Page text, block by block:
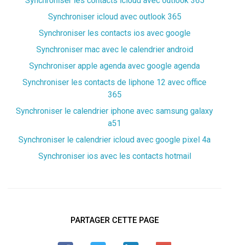
Synchroniser icloud avec outlook 365
Synchroniser les contacts ios avec google
Synchroniser mac avec le calendrier android
Synchroniser apple agenda avec google agenda
Synchroniser les contacts de liphone 12 avec office
365
Synchroniser le calendrier iphone avec samsung galaxy
a51
Synchroniser le calendrier icloud avec google pixel 4a
Synchroniser ios avec les contacts hotmail
PARTAGER CETTE PAGE